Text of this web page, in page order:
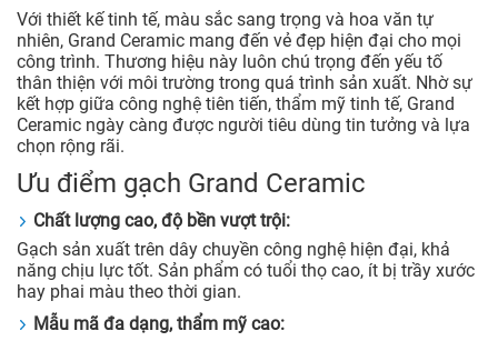
Với thiết kế tinh tế, màu sắc sang trọng và hoa văn tự
nhiên, Grand Ceramic mang đến vẻ đẹp hiện đại cho mọi
công trình. Thương hiệu này luôn chú trọng đến yếu tố
thân thiện với môi trường trong quá trình sản xuất. Nhờ sự
kết hợp giữa công nghệ tiên tiến, thẩm mỹ tinh tế, Grand
Ceramic ngày càng được người tiêu dùng tin tưởng và lựa
chọn rộng rãi.
Ưu điểm gạch Grand Ceramic
Chất lượng cao, độ bền vượt trội:
Gạch sản xuất trên dây chuyền công nghệ hiện đại, khả
năng chịu lực tốt. Sản phẩm có tuổi thọ cao, ít bị trầy xước
hay phai màu theo thời gian.
Mẫu mã đa dạng, thẩm mỹ cao: